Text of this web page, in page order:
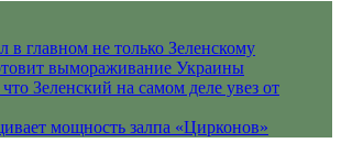
в главном не только Зеленскому
вымораживание Украины
Зеленский на самом деле увез от
мощность залпа «Цирконов»